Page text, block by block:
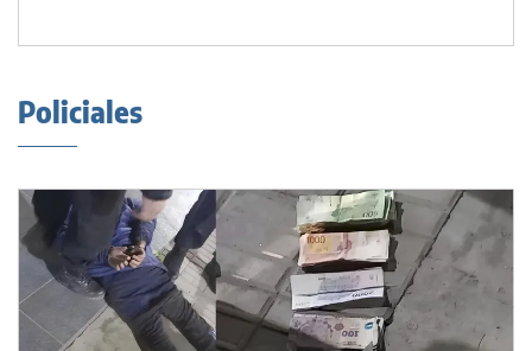
Policiales